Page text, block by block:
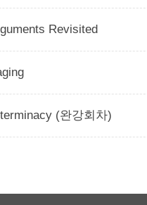
Revisited
(완강회차)